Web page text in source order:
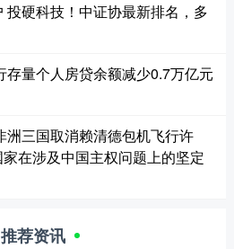
投硬科技！中证协最新排名，多
存量个人房贷余额减少0.7万亿元
洲三国取消赖清德包机飞行许
在涉及中国主权问题上的坚定
推荐资讯